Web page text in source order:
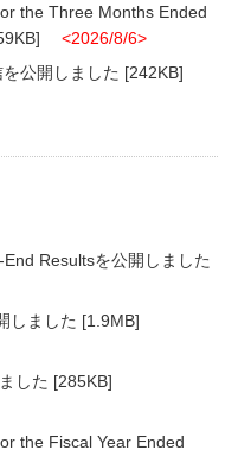
the Three Months Ended
<2026/8/6>
公開しました [242KB]
Resultsを公開しました
しました [1.9MB]
した [285KB]
the Fiscal Year Ended